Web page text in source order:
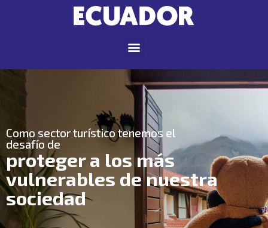
Como sector turístico tenemos el
desafío de
proteger a los más
vulnerables de nuestra
sociedad